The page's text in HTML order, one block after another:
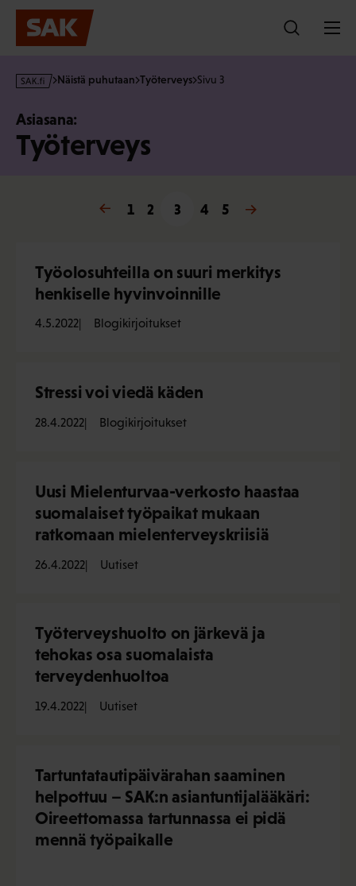
Hyppää
sisältöön
s
k
·
Näistä puhutaan Työterveys Sivu 3
Asiasana:
Työterveys
« Edellinen
1 2 3 4 5
Seuraava »
Työolosuhteilla on suuri merkitys
henkiselle hyvinvoinnille
4.5.2022 Blogikirjoitukset
Stressi voi viedä käden
28.4.2022 Blogikirjoitukset
Uusi Mielenturvaa-verkosto haastaa
suomalaiset työpaikat mukaan
ratkomaan mielenterveyskriisiä
26.4.2022 Uutiset
Työterveyshuolto on järkevä ja
tehokas osa suomalaista
terveydenhuoltoa
19.4.2022 Uutiset
Tartuntatautipäivärahan saaminen
helpottuu – SAK:n asiantuntijalääkäri:
Oireettomassa tartunnassa ei pidä
mennä työpaikalle